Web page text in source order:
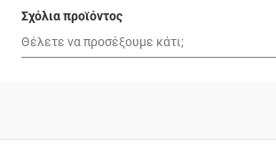
Σχόλια προϊόντος